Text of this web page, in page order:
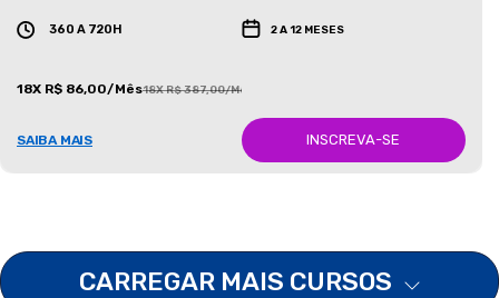
360 A 720H 2 A 12 MESES
18X R$ 86,00/Mês18X R$ 387,00/Mês
SAIBA MAIS INSCREVA-SE
CARREGAR MAIS CURSOS